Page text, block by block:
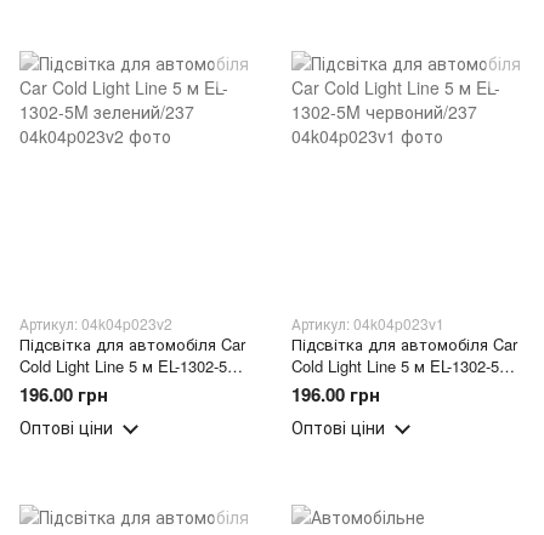
Артикул: 04k04p023v2
Підсвітка для автомобіля Car
Cold Light Line 5 м EL-1302-5M
зелений/237
196.00 грн
Оптові ціни
Артикул: 04k04p023v1
Підсвітка для автомобіля Car
Cold Light Line 5 м EL-1302-5M
червоний/237
196.00 грн
Оптові ціни